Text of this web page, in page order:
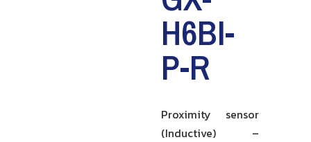
H6BI-
P-R
Proximity sensor
(Inductive) –